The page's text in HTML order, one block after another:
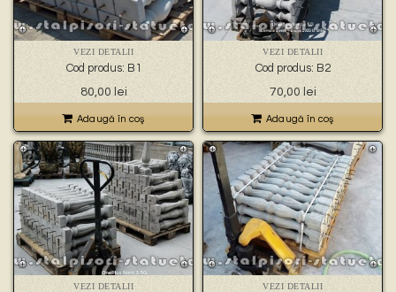
🧺 – statuete cu coșulețe –
🐉 – statuete gargoyles –
👼 – statuete religioase și îngerași –
💧 – statuete pentru fântâni –
🍄 – statuete pitici și troli –
🏺 – vaze pentru flori –
VEZI DETALII
Cod produs: B1
80,00 lei
Adaugă în coş
VEZI DETALII
Cod produs: B2
70,00 lei
Adaugă în coş
VEZI DETALII VEZI DETALII